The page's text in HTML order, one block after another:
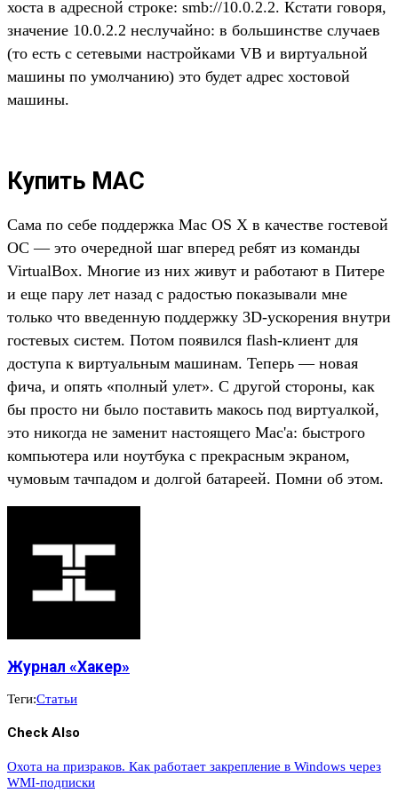
хоста в адресной строке: smb://10.0.2.2. Кстати говоря,
значение 10.0.2.2 неслучайно: в большинстве случаев
(то есть с сетевыми настройками VB и виртуальной
машины по умолчанию) это будет адрес хостовой
машины.
Купить MAC
Сама по себе поддержка Mac OS X в качестве гостевой
ОС — это очередной шаг вперед ребят из команды
VirtualBox. Многие из них живут и работают в Питере
и еще пару лет назад с радостью показывали мне
только что введенную поддержку 3D-ускорения внутри
гостевых систем. Потом появился flash-клиент для
доступа к виртуальным машинам. Теперь — новая
фича, и опять «полный улет». С другой стороны, как
бы просто ни было поставить макось под виртуалкой,
это никогда не заменит настоящего Mac'а: быстрого
компьютера или ноутбука с прекрасным экраном,
чумовым тачпадом и долгой батареей. Помни об этом.
Журнал «Хакер»
Теги:Статьи
Check Also
Охота на призраков. Как работает закрепление в Windows через
WMI-подписки